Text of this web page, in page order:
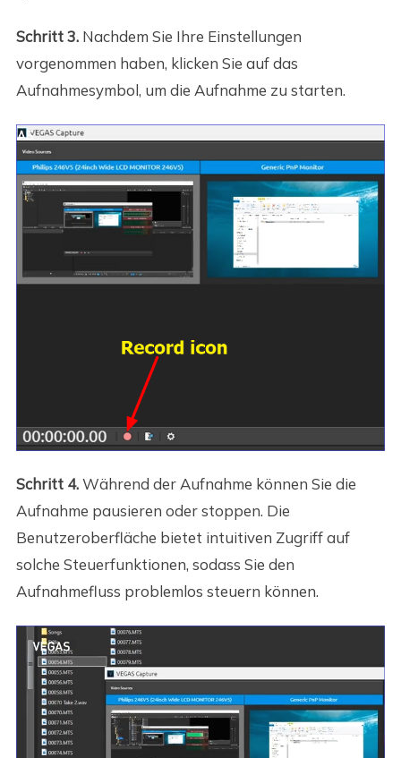
Schritt 3.Nachdem Sie Ihre Einstellungen
vorgenommen haben, klicken Sie auf das
Aufnahmesymbol, um die Aufnahme zu starten.
Schritt 4.Während der Aufnahme können Sie die
Aufnahme pausieren oder stoppen. Die
Benutzeroberfläche bietet intuitiven Zugriff auf
solche Steuerfunktionen, sodass Sie den
Aufnahmefluss problemlos steuern können.